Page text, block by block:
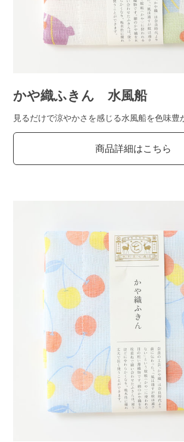
かや織ふきん 水風船
見るだけで涼やかさを感じる水風船を色味豊
商品詳細はこちら